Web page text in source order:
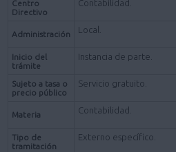
Centro
Directivo
Contabilidad.
Administración Local.
Inicio del
trámite
Instancia de parte.
Sujeto a tasa o
precio público
Servicio gratuito.
Materia Contabilidad.
Tipo de
tramitación
Externo específico.